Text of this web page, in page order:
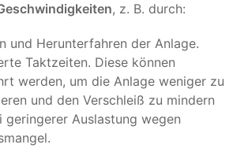
, z. B. durch:
und Herunterfahren der Anlage.
Taktzeiten. Diese können
werden, um die Anlage weniger zu
und den Verschleiß zu mindern
geringerer Auslastung wegen